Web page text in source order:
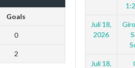
Goals
0
2
Juli 18,
2026
Juli 18,